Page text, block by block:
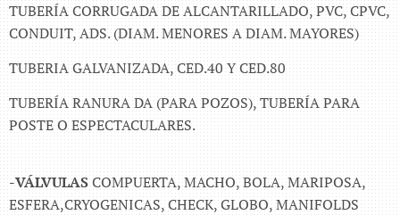
TUBERÍA CORRUGADA DE ALCANTARILLADO, PVC, CPVC,
CONDUIT, ADS. (DIAM. MENORES A DIAM. MAYORES)
TUBERIA GALVANIZADA, CED.40 Y CED.80
TUBERÍA RANURA DA (PARA POZOS), TUBERÍA PARA
POSTE O ESPECTACULARES.
-VÁLVULASCOMPUERTA, MACHO, BOLA, MARIPOSA,
ESFERA,CRYOGENICAS, CHECK, GLOBO, MANIFOLDS